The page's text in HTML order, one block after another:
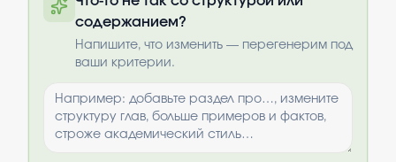
содержанием?
Напишите, что изменить — перегенерим под
ваши критерии.